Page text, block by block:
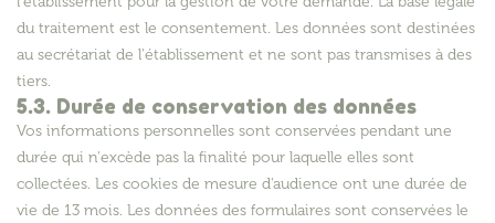
du traitement est le consentement. Les données sont destinées
au secrétariat de l'établissement et ne sont pas transmises à des
tiers.
5.3. Durée de conservation des données
Vos informations personnelles sont conservées pendant une
durée qui n'excède pas la finalité pour laquelle elles sont
collectées. Les cookies de mesure d'audience ont une durée de
vie de 13 mois. Les données des formulaires sont conservées le